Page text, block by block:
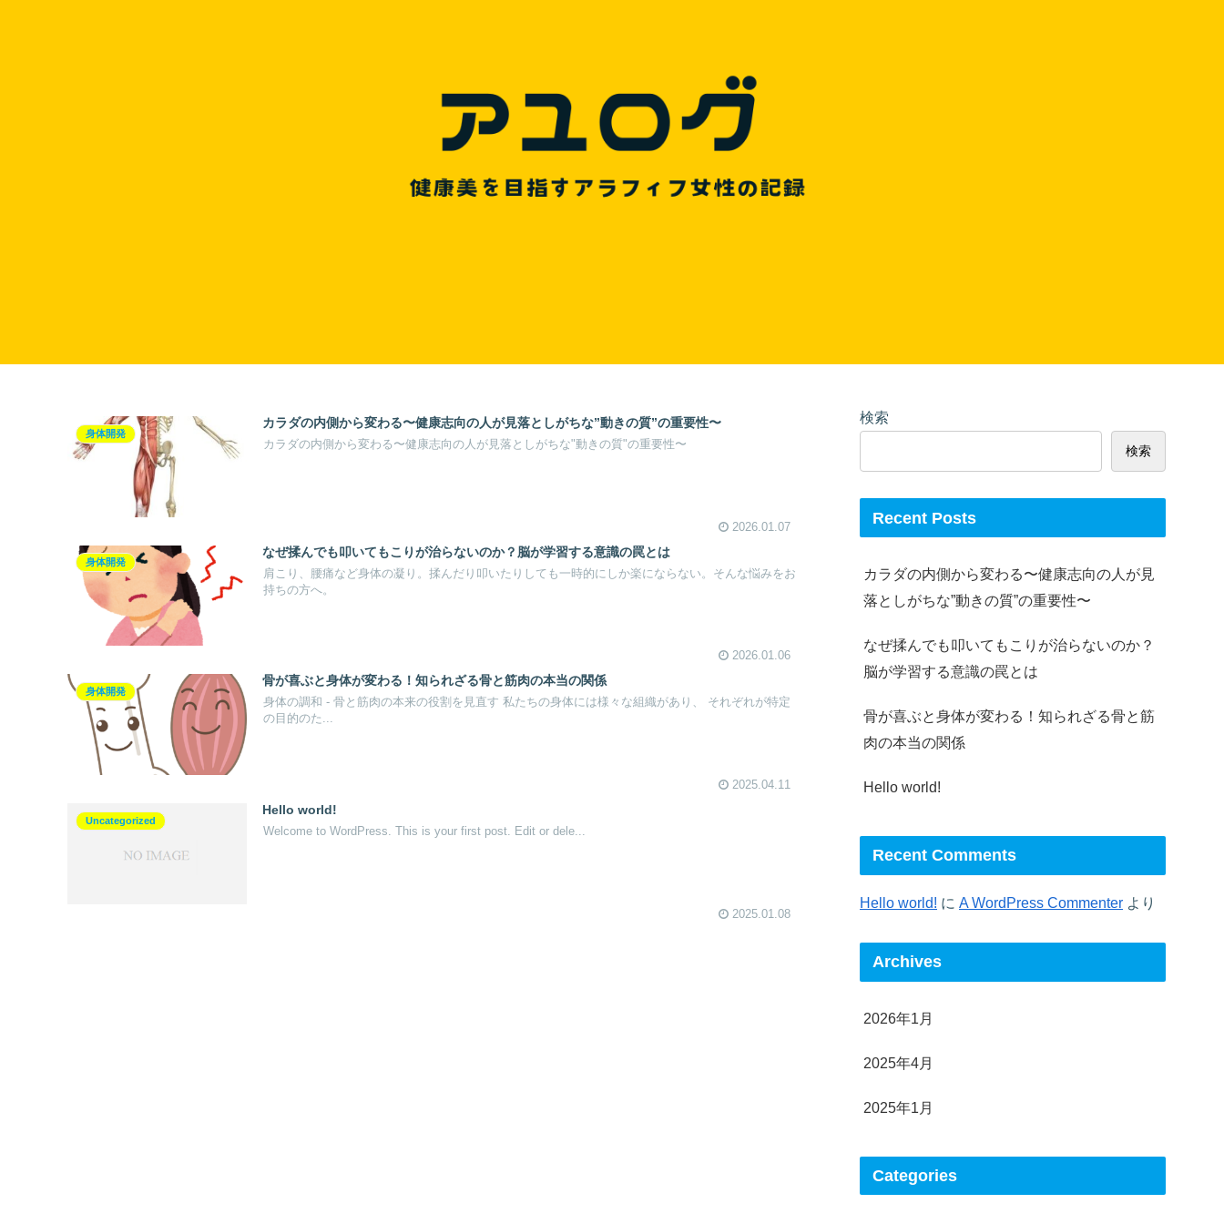
身体開発
カラダの内側から変わる〜健康志向の人が見落としがちな”動きの質”の重要性〜
カラダの内側から変わる〜健康志向の人が見落としがちな"動きの質"の重要性〜
2026.01.07
身体開発
なぜ揉んでも叩いてもこりが治らないのか？脳が学習する意識の罠とは
肩こり、腰痛など身体の凝り。揉んだり叩いたりしても一時的にしか楽にならない。そんな悩みをお
持ちの方へ。
2026.01.06
身体開発
骨が喜ぶと身体が変わる！知られざる骨と筋肉の本当の関係
身体の調和 - 骨と筋肉の本来の役割を見直す 私たちの身体には様々な組織があり、 それぞれが特定
の目的のた...
2025.04.11
Uncategorized
Hello world!
Welcome to WordPress. This is your first post. Edit or dele...
2025.01.08
検索
検索
Recent Posts
カラダの内側から変わる〜健康志向の人が見
落としがちな”動きの質”の重要性〜
なぜ揉んでも叩いてもこりが治らないのか？
脳が学習する意識の罠とは
骨が喜ぶと身体が変わる！知られざる骨と筋
肉の本当の関係
Hello world!
Recent Comments
Hello world! に A WordPress Commenter より
Archives
2026年1月
2025年4月
2025年1月
Categories